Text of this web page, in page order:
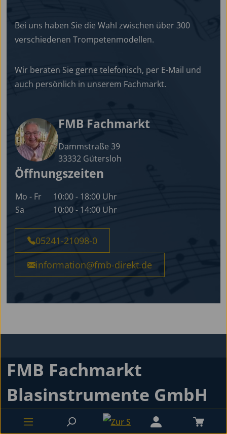
Bei uns haben Sie die Wahl zwischen über 300
verschiedenen Trompetenmodellen.
Wir beraten Sie gerne telefonisch, per E-Mail und
auch persönlich in unserem Fachmarkt.
FMB Fachmarkt
Dammstraße 39
33332 Gütersloh
Öffnungszeiten
Mo - Fr
10:00 - 18:00 Uhr
Sa
10:00 - 14:00 Uhr
05241-21098-0
information@fmb-direkt.de
FMB Fachmarkt
Blasinstrumente GmbH
Adresse Öffnungszeiten